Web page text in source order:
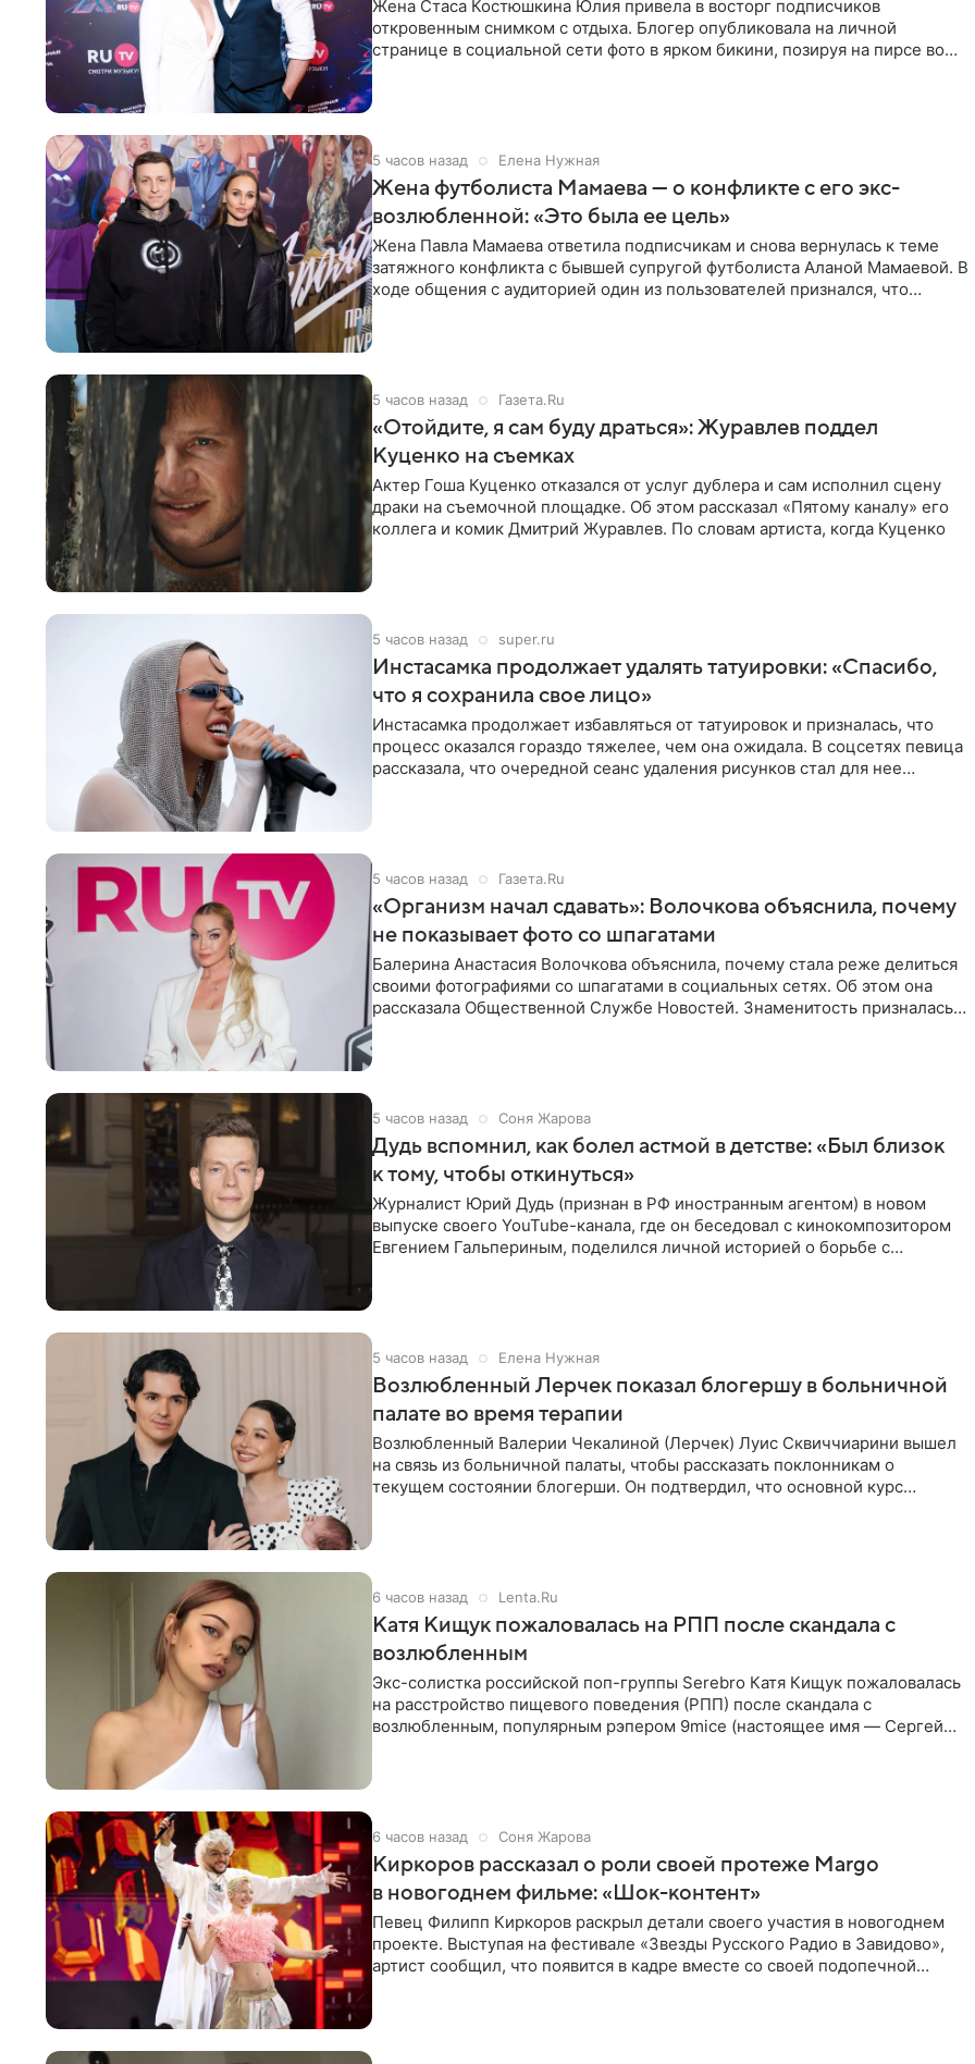
Жена Стаса Костюшкина Юлия привела в восторг подписчиков
откровенным снимком с отдыха. Блогер опубликовала на личной
странице в социальной сети фото в ярком бикини, позируя на пирсе во
5 часов назад Елена Нужная
Жена футболиста Мамаева — о конфликте с его экс-
возлюбленной: «Это была ее цель»
Жена Павла Мамаева ответила подписчикам и снова вернулась к теме
затяжного конфликта с бывшей супругой футболиста Аланой Мамаевой. В
ходе общения с аудиторией один из пользователей признался, что
5 часов назад Газета.Ru
«Отойдите, я сам буду драться»: Журавлев поддел
Куценко на съемках
Актер Гоша Куценко отказался от услуг дублера и сам исполнил сцену
драки на съемочной площадке. Об этом рассказал «Пятому каналу» его
коллега и комик Дмитрий Журавлев. По словам артиста, когда Куценко
5 часов назад super.ru
Инстасамка продолжает удалять татуировки: «Спасибо,
что я сохранила свое лицо»
Инстасамка продолжает избавляться от татуировок и призналась, что
процесс оказался гораздо тяжелее, чем она ожидала. В соцсетях певица
рассказала, что очередной сеанс удаления рисунков стал для нее
5 часов назад Газета.Ru
«Организм начал сдавать»: Волочкова объяснила, почему
не показывает фото со шпагатами
Балерина Анастасия Волочкова объяснила, почему стала реже делиться
своими фотографиями со шпагатами в социальных сетях. Об этом она
рассказала Общественной Службе Новостей. Знаменитость призналась,
5 часов назад Соня Жарова
Дудь вспомнил, как болел астмой в детстве: «Был близок
к тому, чтобы откинуться»
Журналист Юрий Дудь (признан в РФ иностранным агентом) в новом
выпуске своего YouTube-канала, где он беседовал с кинокомпозитором
Евгением Гальпериным, поделился личной историей о борьбе с
5 часов назад Елена Нужная
Возлюбленный Лерчек показал блогершу в больничной
палате во время терапии
Возлюбленный Валерии Чекалиной (Лерчек) Луис Сквиччиарини вышел
на связь из больничной палаты, чтобы рассказать поклонникам о
текущем состоянии блогерши. Он подтвердил, что основной курс
6 часов назад Lenta.Ru
Катя Кищук пожаловалась на РПП после скандала с
возлюбленным
Экс-солистка российской поп-группы Serebro Катя Кищук пожаловалась
на расстройство пищевого поведения (РПП) после скандала с
возлюбленным, популярным рэпером 9mice (настоящее имя — Сергей
6 часов назад Соня Жарова
Киркоров рассказал о роли своей протеже Margo
в новогоднем фильме: «Шок-контент»
Певец Филипп Киркоров раскрыл детали своего участия в новогоднем
проекте. Выступая на фестивале «Звезды Русского Радио в Завидово»,
артист сообщил, что появится в кадре вместе со своей подопечной